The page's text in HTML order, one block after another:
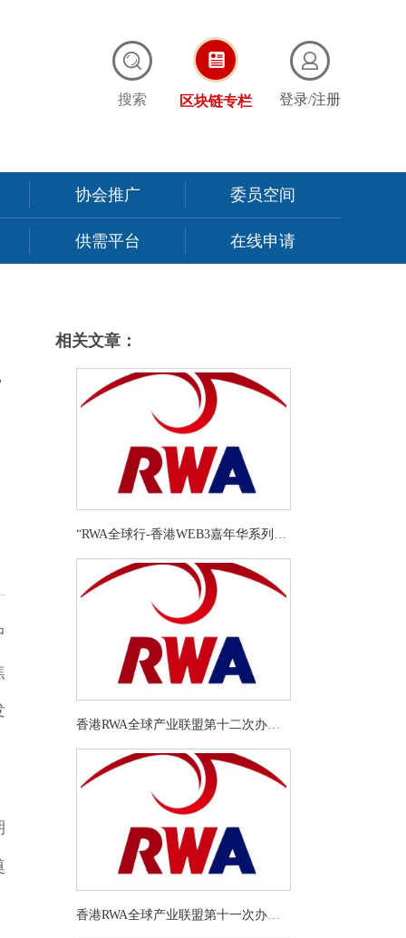
搜索 区块链专栏 登录/注册
协会推广 委员空间
供需平台 在线申请
相关文章：
“RWA全球行-香港WEB3嘉年华系列活
动”之香港RWA全球产业联盟第十三次
办公会暨RWA应用研讨会（三十一）
香港RWA全球产业联盟第十二次办公
会暨RWA应用研讨会（三十）在香港
盈科律所顺利举办
香港RWA全球产业联盟第十一次办公